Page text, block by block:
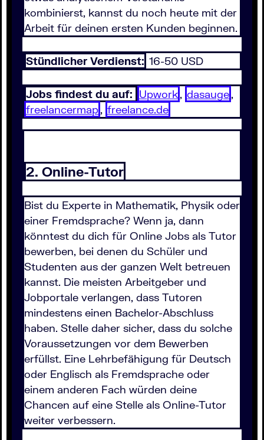
kombinierst, kannst du noch heute mit der
Arbeit für deinen ersten Kunden beginnen.
Stündlicher Verdienst: 16-50 USD
Jobs findest du auf: Upwork, dasauge,
freelancermap, freelance.de
2. Online-Tutor
Bist du Experte in Mathematik, Physik oder
einer Fremdsprache? Wenn ja, dann
könntest du dich für Online Jobs als Tutor
bewerben, bei denen du Schüler und
Studenten aus der ganzen Welt betreuen
kannst. Die meisten Arbeitgeber und
Jobportale verlangen, dass Tutoren
mindestens einen Bachelor-Abschluss
haben. Stelle daher sicher, dass du solche
Voraussetzungen vor dem Bewerben
erfüllst. Eine Lehrbefähigung für Deutsch
oder Englisch als Fremdsprache oder
einem anderen Fach würden deine
Chancen auf eine Stelle als Online-Tutor
weiter verbessern.